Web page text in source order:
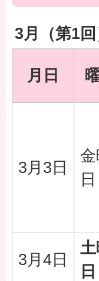
3月（第1
月日
3月3日
日
3月4日
日